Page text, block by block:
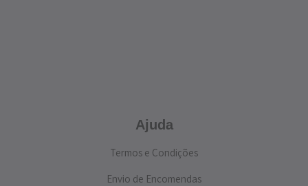
Ajuda
Termos e Condições
Envio de Encomendas